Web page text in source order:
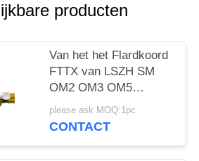
producten
Van het het Flardkoord
FTTX van LSZH SM
OM2 OM3 OM5
Optisch Duplex het
Flardkoord
please ask MOQ:1pc
CONTACT